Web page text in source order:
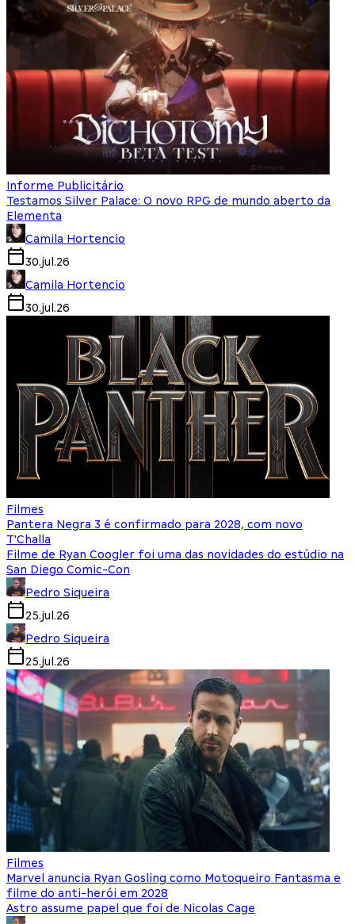
Informe Publicitário
Testamos Silver Palace: O novo RPG de mundo aberto da
Elementa
Camila Hortencio
30.jul.26
Camila Hortencio
30.jul.26
Filmes
Pantera Negra 3 é confirmado para 2028, com novo
T'Challa
Filme de Ryan Coogler foi uma das novidades do estúdio na
San Diego Comic-Con
Pedro Siqueira
25.jul.26
Pedro Siqueira
25.jul.26
Filmes
Marvel anuncia Ryan Gosling como Motoqueiro Fantasma e
filme do anti-herói em 2028
Astro assume papel que foi de Nicolas Cage